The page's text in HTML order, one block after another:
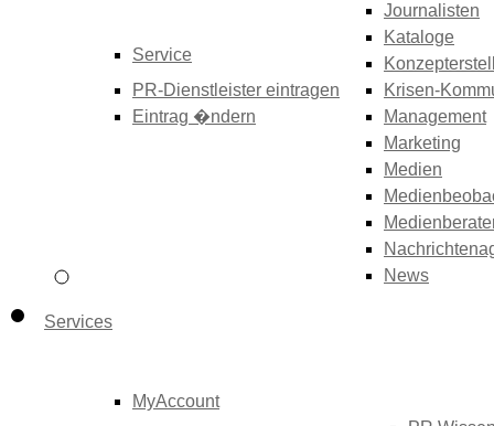
Service
PR-Dienstleister eintragen
Eintrag �ndern
Journalisten
Kataloge
Krisen-
Management
Marketing
Medien
News
Services
MyAccount